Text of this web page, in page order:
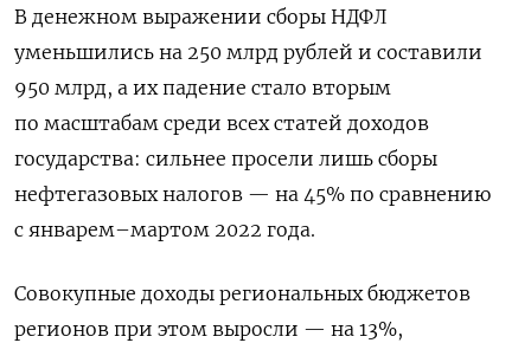
В денежном выражении сборы НДФЛ
уменьшились на 250 млрд рублей и составили
950 млрд, а их падение стало вторым
по масштабам среди всех статей доходов
государства: сильнее просели лишь сборы
нефтегазовых налогов — на 45% по сравнению
с январем–мартом 2022 года.
Совокупные доходы региональных бюджетов
регионов при этом выросли — на 13%,